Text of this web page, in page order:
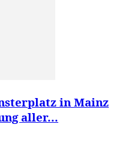
in Mainz
aller...